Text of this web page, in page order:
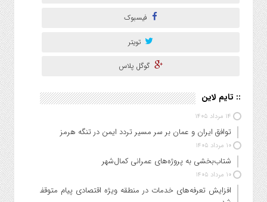
فیسبوک
تویتر
گوگل پلاس
:: تایم لاین
۱۴ مرداد ۱۴۰۵
توافق ایران و عمان بر سر مسیر تردد ایمن در تنگه هرمز
۱۰ مرداد ۱۴۰۵
شتاب‌بخشی به پروژه‌های عمرانی کمال‌شهر
۱۰ مرداد ۱۴۰۵
افزایش تعرفه‌های خدمات در منطقه ویژه اقتصادی پیام متوقف